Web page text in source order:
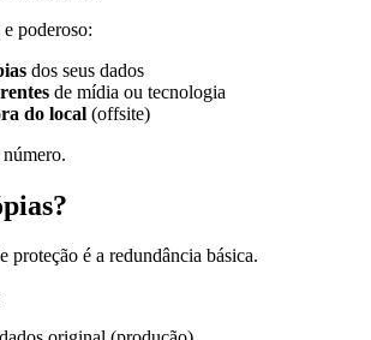
poderoso:
dos seus dados
de mídia ou tecnologia
do local (offsite)
proteção é a redundância básica.